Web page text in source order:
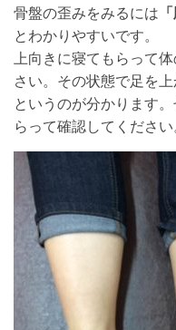
骨盤の歪みをみるには
とわかりやすいです。
上向きに寝てもらって
さい。その状態で足を
というのが分かります
らって確認してください